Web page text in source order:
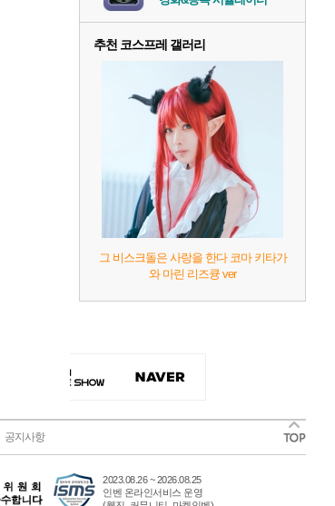
추천 코스프레 갤러리
그 비스크돌은 사랑을 한다 코마 키타가
와 마린 리즈큥 ver
공지사항
2023.08.26 ~ 2026.08.25
인벤 온라인서비스 운영